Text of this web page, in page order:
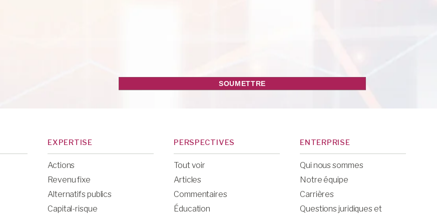
EXPERTISE
Actions
Revenu fixe
Alternatifs publics
Capital-risque
PERSPECTIVES
Tout voir
Articles
Commentaires
Éducation
ENTERPRISE
Qui nous sommes
Notre équipe
Carrières
Questions juridiques et